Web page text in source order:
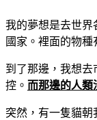
我的夢想是去世界
國家。裡面的物
到了那邊，我想
控。 而那邊的人類
突然，有一隻貓朝